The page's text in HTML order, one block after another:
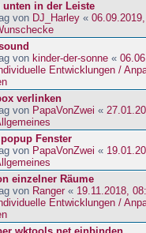
unten in der Leiste
von DJ_Harley «
von kinder-der-sonne «
Entwicklungen /
verlinken
von PapaVonZwei «
Fenster
von PapaVonZwei «
einzelner Räume
von Ranger « 19.11.2018,
Entwicklungen /